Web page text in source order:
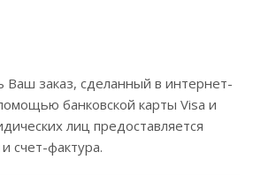
Ваш заказ, сделанный в интернет-
банковской карты Visa и
лиц предоставляется
счет-фактура.